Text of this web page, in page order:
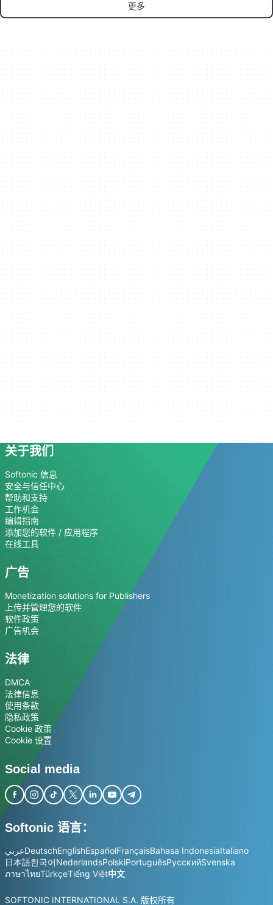
更多
关于我们
Softonic 信息
安全与信任中心
帮助和支持
工作机会
编辑指南
添加您的软件 / 应用程序
在线工具
广告
Monetization solutions for Publishers
上传并管理您的软件
软件政策
广告机会
法律
DMCA
法律信息
使用条款
隐私政策
Cookie 政策
Cookie 设置
Social media
Softonic 语言：
عربيDeutschEnglishEspañolFrançaisBahasa IndonesiaItaliano
日本語한국어NederlandsPolskiPortuguêsРусскийSvenska
ภาษาไทยTürkçeTiếng Việt中文
SOFTONIC INTERNATIONAL S.A. 版权所有